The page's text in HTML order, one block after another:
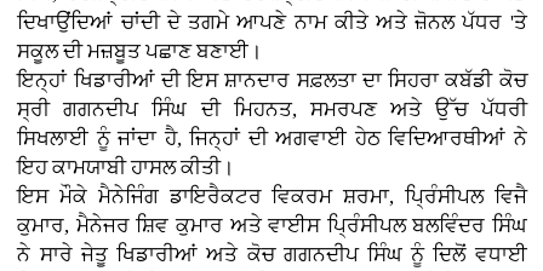
ਦਿਖਾਉਂਦਿਆਂ ਚਾਂਦੀ ਦੇ ਤਗਮੇ ਆਪਣੇ ਨਾਮ ਕੀਤੇ ਅਤੇ ਜ਼ੋਨਲ ਪੱਧਰ 'ਤੇ
ਸਕੂਲ ਦੀ ਮਜ਼ਬੂਤ ਪਛਾਣ ਬਣਾਈ।
ਇਨ੍ਹਾਂ ਖਿਡਾਰੀਆਂ ਦੀ ਇਸ ਸ਼ਾਨਦਾਰ ਸਫ਼ਲਤਾ ਦਾ ਸਿਹਰਾ ਕਬੱਡੀ ਕੋਚ
ਸ੍ਰੀ ਗਗਨਦੀਪ ਸਿੰਘ ਦੀ ਮਿਹਨਤ, ਸਮਰਪਣ ਅਤੇ ਉੱਚ ਪੱਧਰੀ
ਸਿਖਲਾਈ ਨੂੰ ਜਾਂਦਾ ਹੈ, ਜਿਨ੍ਹਾਂ ਦੀ ਅਗਵਾਈ ਹੇਠ ਵਿਦਿਆਰਥੀਆਂ ਨੇ
ਇਹ ਕਾਮਯਾਬੀ ਹਾਸਲ ਕੀਤੀ।
ਇਸ ਮੌਕੇ ਮੈਨੇਜਿੰਗ ਡਾਇਰੈਕਟਰ ਵਿਕਰਮ ਸ਼ਰਮਾ, ਪ੍ਰਿੰਸੀਪਲ ਵਿਜੈ
ਕੁਮਾਰ, ਮੈਨੇਜਰ ਸ਼ਿਵ ਕੁਮਾਰ ਅਤੇ ਵਾਈਸ ਪ੍ਰਿੰਸੀਪਲ ਬਲਵਿੰਦਰ ਸਿੰਘ
ਨੇ ਸਾਰੇ ਜੇਤੂ ਖਿਡਾਰੀਆਂ ਅਤੇ ਕੋਚ ਗਗਨਦੀਪ ਸਿੰਘ ਨੂੰ ਦਿਲੋਂ ਵਧਾਈ